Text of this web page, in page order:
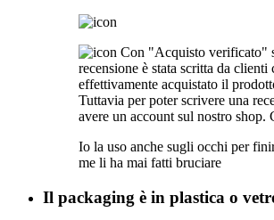
Con "Acquisto verificato"
recensione è stata scritta da clienti
effettivamente acquistato il
Tuttavia per poter scrivere una
avere un account sul nostro shop.
Io la uso anche sugli occhi per
me li ha mai fatti bruciare
Il packaging è in plastica o